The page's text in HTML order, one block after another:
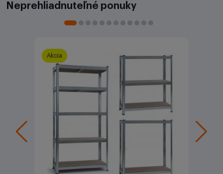
Neprehliadnuteľné ponuky
Akcia